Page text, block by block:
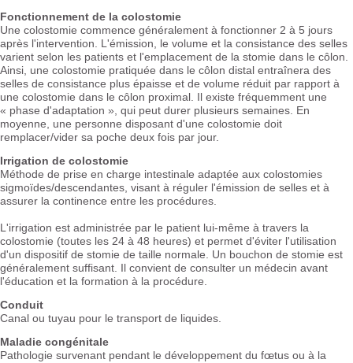
Fonctionnement de la colostomie
Une colostomie commence généralement à fonctionner 2 à 5 jours
après l'intervention. L'émission, le volume et la consistance des selles
varient selon les patients et l'emplacement de la stomie dans le côlon.
Ainsi, une colostomie pratiquée dans le côlon distal entraînera des
selles de consistance plus épaisse et de volume réduit par rapport à
une colostomie dans le côlon proximal. Il existe fréquemment une
« phase d'adaptation », qui peut durer plusieurs semaines. En
moyenne, une personne disposant d'une colostomie doit
remplacer/vider sa poche deux fois par jour.
Irrigation de colostomie
Méthode de prise en charge intestinale adaptée aux colostomies
sigmoïdes/descendantes, visant à réguler l'émission de selles et à
assurer la continence entre les procédures.
L'irrigation est administrée par le patient lui-même à travers la
colostomie (toutes les 24 à 48 heures) et permet d'éviter l'utilisation
d'un dispositif de stomie de taille normale. Un bouchon de stomie est
généralement suffisant. Il convient de consulter un médecin avant
l'éducation et la formation à la procédure.
Conduit
Canal ou tuyau pour le transport de liquides.
Maladie congénitale
Pathologie survenant pendant le développement du fœtus ou à la